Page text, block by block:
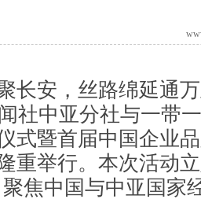
安，丝路绵延通万
社中亚分社与一带
式暨首届中国企业
重举行。本次活动
焦中国与中亚国家